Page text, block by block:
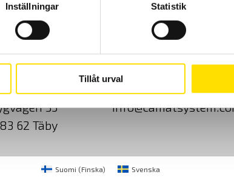
Inställningar Statistik
Tillåt urval
Klagomål
AB
35
62 Täby
08-50 52 68 00
Suomi (Finska) Svenska